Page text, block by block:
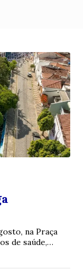
na Praça
de saúde,